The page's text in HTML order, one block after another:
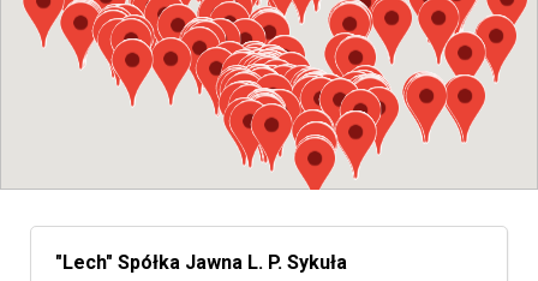
"Lech" Spółka Jawna L. P. Sykuła